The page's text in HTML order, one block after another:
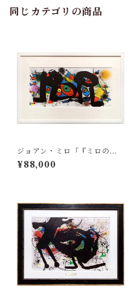
同じカテゴリの商品
ジョアン・ミロ「『ミロの彫
刻』より Pl.1」
¥88,000